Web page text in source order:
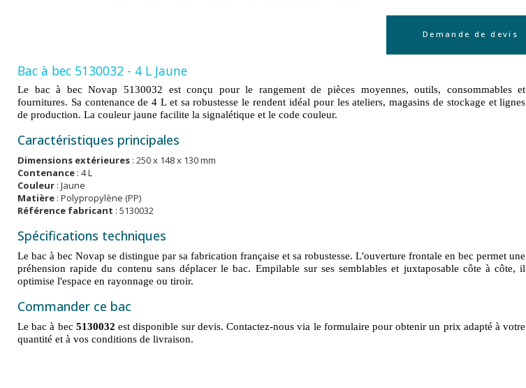
Demande de devis
Bac à bec 5130032 - 4 L Jaune
Le bac à bec Novap 5130032 est conçu pour le rangement de pièces moyennes, outils, consommables et
fournitures. Sa contenance de 4 L et sa robustesse le rendent idéal pour les ateliers, magasins de stockage et lignes
de production. La couleur jaune facilite la signalétique et le code couleur.
Caractéristiques principales
Dimensions extérieures : 250 x 148 x 130 mm
Contenance : 4 L
Couleur : Jaune
Matière : Polypropylène (PP)
Référence fabricant : 5130032
Spécifications techniques
Le bac à bec Novap se distingue par sa fabrication française et sa robustesse. L'ouverture frontale en bec permet une
préhension rapide du contenu sans déplacer le bac. Empilable sur ses semblables et juxtaposable côte à côte, il
optimise l'espace en rayonnage ou tiroir.
Commander ce bac
Le bac à bec 5130032 est disponible sur devis. Contactez-nous via le formulaire pour obtenir un prix adapté à votre
quantité et à vos conditions de livraison.